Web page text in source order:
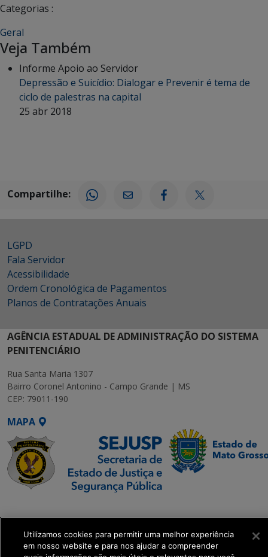
Categorias :
Geral
Veja Também
Informe Apoio ao Servidor
Depressão e Suicídio: Dialogar e Prevenir é tema de
ciclo de palestras na capital
25 abr 2018
Compartilhe:
LGPD
Fala Servidor
Acessibilidade
Ordem Cronológica de Pagamentos
Planos de Contratações Anuais
AGÊNCIA ESTADUAL DE ADMINISTRAÇÃO DO SISTEMA
PENITENCIÁRIO
Rua Santa Maria 1307
Bairro Coronel Antonino - Campo Grande | MS
CEP: 79011-190
MAPA
Executiva de
Transformação Digital
Utilizamos cookies para permitir uma melhor experiência
em nosso website e para nos ajudar a compreender